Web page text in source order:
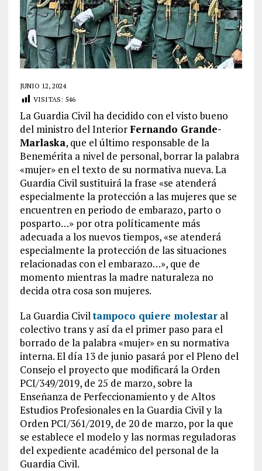
JUNIO 12, 2024
VISITAS: 546
La Guardia Civil ha decidido con el visto bueno
del ministro del InteriorFernando Grande-
Marlaska, que el último responsable de la
Benemérita a nivel de personal, borrar la palabra
«mujer» en el texto de su normativa nueva. La
Guardia Civil sustituirá la frase «se atenderá
especialmente la protección a las mujeres que se
encuentren en periodo de embarazo, parto o
posparto…» por otra políticamente más
adecuada a los nuevos tiempos, «se atenderá
especialmente la protección de las situaciones
relacionadas con el embarazo…», que de
momento mientras la madre naturaleza no
decida otra cosa son mujeres.
La Guardia Civiltampoco quiere molestaral
colectivo trans y así da el primer paso para el
borrado de la palabra «mujer» en su normativa
interna. El día 13 de junio pasará por el Pleno del
Consejo el proyecto que modificará la Orden
PCI/349/2019, de 25 de marzo, sobre la
Enseñanza de Perfeccionamiento y de Altos
Estudios Profesionales en la Guardia Civil y la
Orden PCI/361/2019, de 20 de marzo, por la que
se establece el modelo y las normas reguladoras
del expediente académico del personal de la
Guardia Civil.